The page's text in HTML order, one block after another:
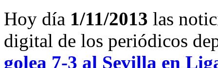
Hoy día 1/11/2013 las
digital de los periódicos
golea 7-3 al Sevilla en